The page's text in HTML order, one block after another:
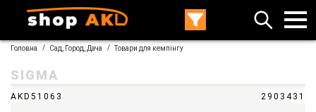
Головна / Сад, Город, Дача / Товари для кемпінгу
SIGMA
AKD51063 2903431